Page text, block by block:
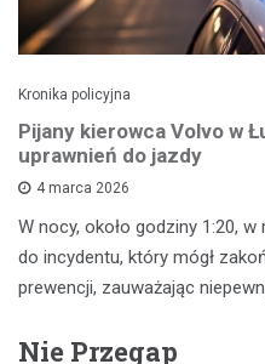
Kronika policyjna
Pijany kierowca Volvo w
uprawnień do jazdy
4 marca 2026
W nocy, około godziny 1:20,
do incydentu, który mógł
prewencji, zauważając
Nie Przegap